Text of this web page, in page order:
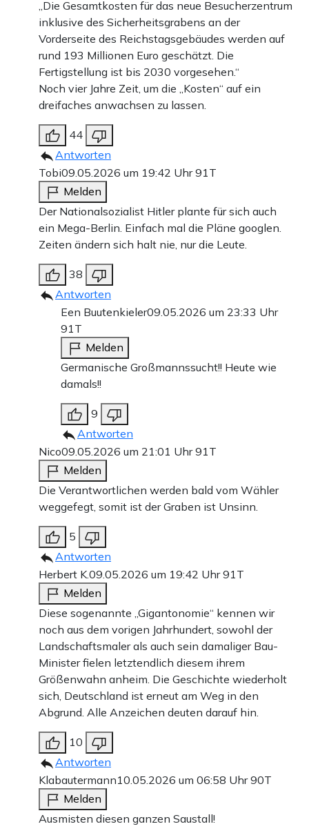
„Die Gesamtkosten für das neue Besucherzentrum
inklusive des Sicherheitsgrabens an der
Vorderseite des Reichstagsgebäudes werden auf
rund 193 Millionen Euro geschätzt. Die
Fertigstellung ist bis 2030 vorgesehen.“
Noch vier Jahre Zeit, um die „Kosten“ auf ein
dreifaches anwachsen zu lassen.
44
Antworten
Tobi09.05.2026 um 19:42 Uhr91T
Melden
Der Nationalsozialist Hitler plante für sich auch
ein Mega-Berlin. Einfach mal die Pläne googlen.
Zeiten ändern sich halt nie, nur die Leute.
38
Antworten
Een Buutenkieler09.05.2026 um 23:33 Uhr
91T
Melden
Germanische Großmannssucht!! Heute wie
damals!!
9
Antworten
Nico09.05.2026 um 21:01 Uhr91T
Melden
Die Verantwortlichen werden bald vom Wähler
weggefegt, somit ist der Graben ist Unsinn.
5
Antworten
Herbert K.09.05.2026 um 19:42 Uhr91T
Melden
Diese sogenannte „Gigantonomie“ kennen wir
noch aus dem vorigen Jahrhundert, sowohl der
Landschaftsmaler als auch sein damaliger Bau-
Minister fielen letztendlich diesem ihrem
Größenwahn anheim. Die Geschichte wiederholt
sich, Deutschland ist erneut am Weg in den
Abgrund. Alle Anzeichen deuten darauf hin.
10
Antworten
Klabautermann10.05.2026 um 06:58 Uhr90T
Melden
Ausmisten diesen ganzen Saustall!